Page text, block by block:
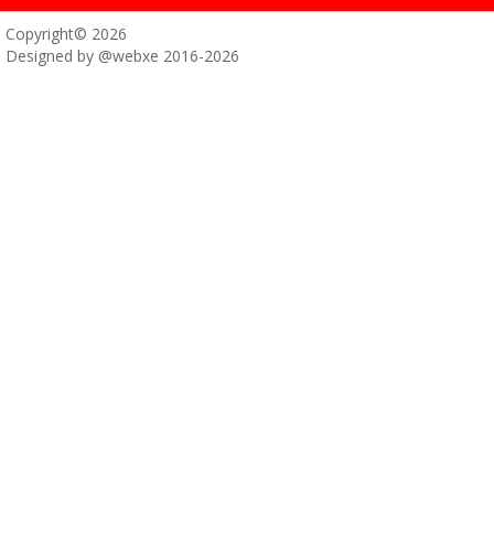
Copyright© 2026
Designed by @webxe 2016-2026